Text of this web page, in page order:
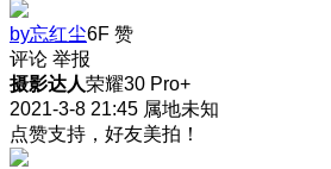
by忘红尘6F 赞
评论 举报
摄影达人荣耀30 Pro+
2021-3-8 21:45 属地未知
点赞支持，好友美拍！